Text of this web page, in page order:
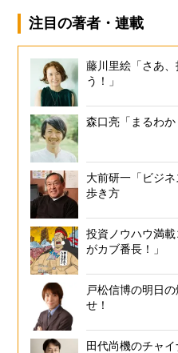
注目の著者・連載
藤川里絵「さあ、
う！」
森口亮「まるわか
大前研一「ビジ
歩き方
投資ノウハウ満
がカブ番長！」
戸松信博の明日
せ！
田代尚機のチャ